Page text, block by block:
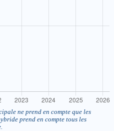
ne prend en compte que les
prend en compte tous les